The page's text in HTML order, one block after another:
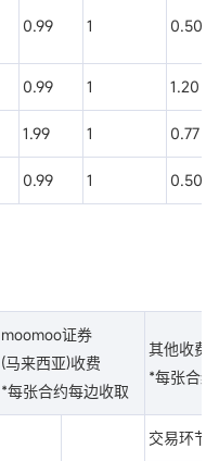
0.99 1 0.50
0.99 1 1.20
1.99 1 0.77
0.99 1 0.50
moomoo证券
(马来西亚)收费
*每张合约每边收取
其他收费
*每张合
交易环节